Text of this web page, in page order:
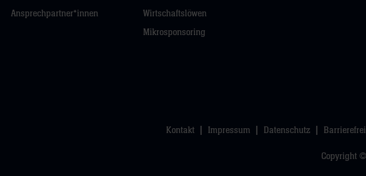
Ansprechpartner*innen Wirtschaftslöwen
Mikrosponsoring
Kontakt Impressum Datenschutz
Copyright